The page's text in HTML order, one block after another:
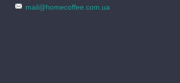
mail@homecoffee.com.ua